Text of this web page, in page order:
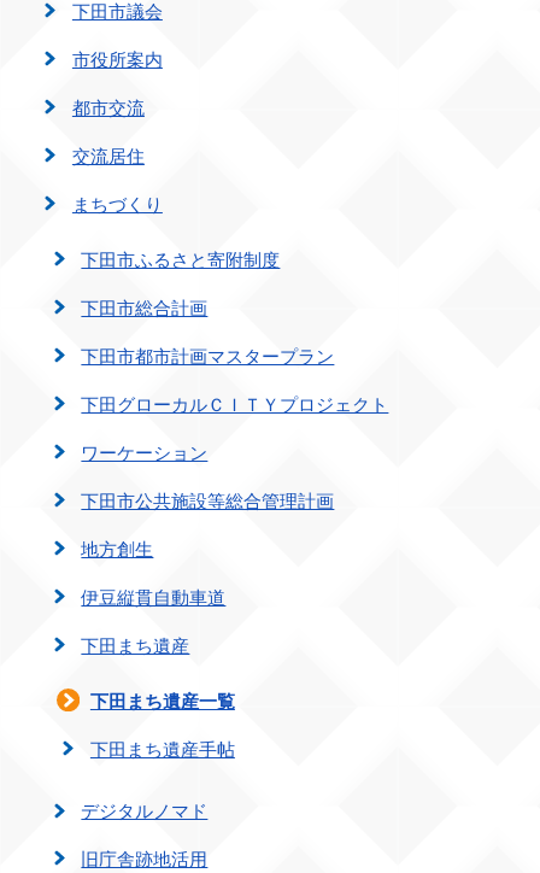
下田市議会
市役所案内
都市交流
交流居住
まちづくり
下田市ふるさと寄附制度
下田市総合計画
下田市都市計画マスタープラン
下田グローカルＣＩＴＹプロジェクト
ワーケーション
下田市公共施設等総合管理計画
地方創生
伊豆縦貫自動車道
下田まち遺産
下田まち遺産一覧
下田まち遺産手帖
デジタルノマド
旧庁舎跡地活用